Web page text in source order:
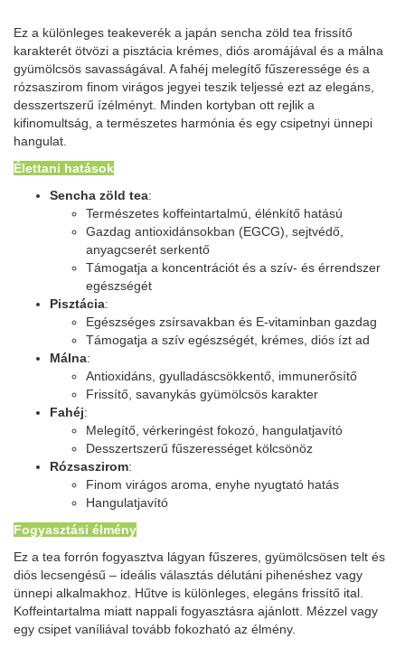
Ez a különleges teakeverék a japán sencha zöld tea frissítő
karakterét ötvözi a pisztácia krémes, diós aromájával és a málna
gyümölcsös savasságával. A fahéj melegítő fűszeressége és a
rózsaszirom finom virágos jegyei teszik teljessé ezt az elegáns,
desszertszerű ízélményt. Minden kortyban ott rejlik a
kifinomultság, a természetes harmónia és egy csipetnyi ünnepi
hangulat.
Élettani hatások
Sencha zöld tea:
Természetes koffeintartalmú, élénkítő hatású
Gazdag antioxidánsokban (EGCG), sejtvédő,
anyagcserét serkentő
Támogatja a koncentrációt és a szív- és érrendszer
egészségét
Pisztácia:
Egészséges zsírsavakban és E-vitaminban gazdag
Támogatja a szív egészségét, krémes, diós ízt ad
Málna:
Antioxidáns, gyulladáscsökkentő, immunerősítő
Frissítő, savanykás gyümölcsös karakter
Fahéj:
Melegítő, vérkeringést fokozó, hangulatjavító
Desszertszerű fűszerességet kölcsönöz
Rózsaszirom:
Finom virágos aroma, enyhe nyugtató hatás
Hangulatjavító
Fogyasztási élmény
Ez a tea forrón fogyasztva lágyan fűszeres, gyümölcsösen telt és
diós lecsengésű – ideális választás délutáni pihenéshez vagy
ünnepi alkalmakhoz. Hűtve is különleges, elegáns frissítő ital.
Koffeintartalma miatt nappali fogyasztásra ajánlott. Mézzel vagy
egy csipet vaníliával tovább fokozható az élmény.